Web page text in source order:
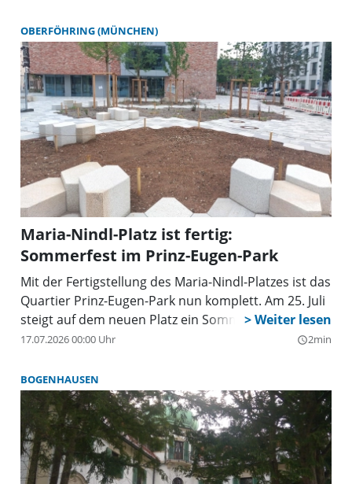
OBERFÖHRING (MÜNCHEN)
Maria-Nindl-Platz ist fertig:
Sommerfest im Prinz-Eugen-Park
Mit der Fertigstellung des Maria-Nindl-Platzes ist das
Quartier Prinz-Eugen-Park nun komplett. Am 25. Juli
steigt auf dem neuen Platz ein Sommerfest.
17.07.2026 00:00 Uhr query_builder2min
BOGENHAUSEN